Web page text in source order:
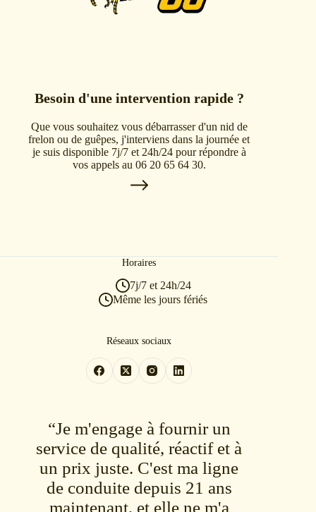
Besoin d'une intervention rapide ?
Que vous souhaitez vous débarrasser d'un nid de
frelon ou de guêpes, j'interviens dans la journée et
je suis disponible 7j/7 et 24h/24 pour répondre à
vos appels au 06 20 65 64 30.
Horaires
7j/7 et 24h/24
Même les jours fériés
Réseaux sociaux
“Je m'engage à fournir un
service de qualité, réactif et à
un prix juste. C'est ma ligne
de conduite depuis 21 ans
maintenant, et elle ne m'a